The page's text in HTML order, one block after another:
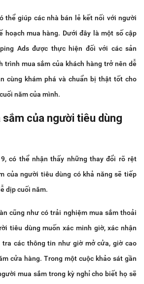
thể giúp các nhà bán lẻ kết nối với người
hoạch mua hàng. Dưới đây là một số cập
Ads được thực hiện đối với các sản
trình mua sắm của khách hàng trở nên dễ
cùng khám phá và chuẩn bị thật tốt cho
năm của mình.
sắm của người tiêu dùng
có thể nhận thấy những thay đổi rõ rệt
của người tiêu dùng có khả năng sẽ tiếp
dịp cuối năm.
cũng như có trải nghiệm mua sắm thoải
tiêu dùng muốn xác minh giờ, xác nhận
tra các thông tin như giờ mở cửa, giờ cao
cửa hàng. Trong một cuộc khảo sát gần
mua sắm trong kỳ nghỉ cho biết họ sẽ